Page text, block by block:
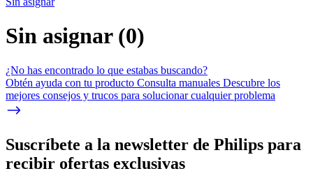
Sin asignar(0)
¿No has encontrado lo que estabas buscando?
Obtén ayuda con tu producto Consulta manuales Descubre los
mejores consejos y trucos para solucionar cualquier problema
Suscríbete a la newsletter de Philips para
recibir ofertas exclusivas